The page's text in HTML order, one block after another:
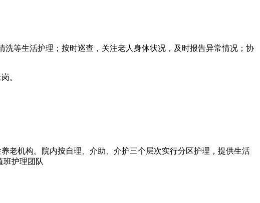
等生活护理；按时巡查，关注老人身体状况，及时报告异常情况；协
。
老机构。院内按自理、介助、介护三个层次实行分区护理，提供生活
班护理团队